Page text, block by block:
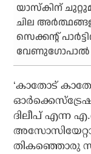
യാസ്‌കിന്
ചില
സെക്കന്റ്
വേണുഗോപാല്‍
‘കാതോട്
ദിലീപ് എന്ന
തികഞ്ഞൊരു